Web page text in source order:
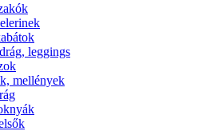
leggings
mellények